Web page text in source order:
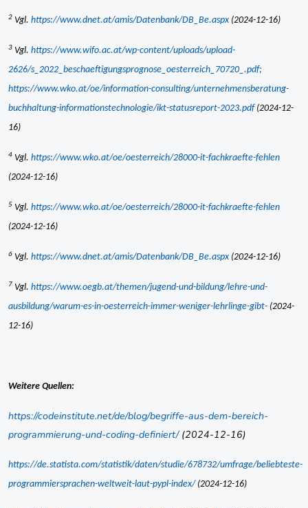
2 Vgl. https://www.dnet.at/amis/Datenbank/DB_Be.aspx (2024-12-16)
3 Vgl. https://www.wifo.ac.at/wp-content/uploads/upload-
2626/s_2022_beschaeftigungsprognose_oesterreich_70720_.pdf;
https://www.wko.at/oe/information-consulting/unternehmensberatung-
buchhaltung-informationstechnologie/ikt-statusreport-2023.pdf(2024-12-
16)
4 Vgl. https://www.wko.at/oe/oesterreich/28000-it-fachkraefte-fehlen
(2024-12-16)
5 Vgl. https://www.wko.at/oe/oesterreich/28000-it-fachkraefte-fehlen
(2024-12-16)
6 Vgl. https://www.dnet.at/amis/Datenbank/DB_Be.aspx (2024-12-16)
7 Vgl. https://www.oegb.at/themen/jugend-und-bildung/lehre-und-
ausbildung/warum-es-in-oesterreich-immer-weniger-lehrlinge-gibt- (2024-
12-16)
Weitere Quellen:
https://codeinstitute.net/de/blog/begriffe-aus-dem-bereich-
programmierung-und-coding-definiert/(2024-12-16)
https://de.statista.com/statistik/daten/studie/678732/umfrage/beliebteste-
programmiersprachen-weltweit-laut-pypl-index/ (2024-12-16)